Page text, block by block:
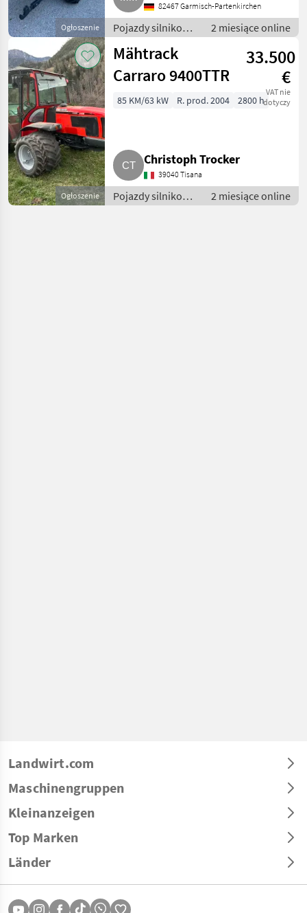
Ogłoszenie
82467 Garmisch-Partenkirchen
Pojazdy silnikowe
rolnicze /
Transportery
rolnicze
2 miesiące online
Ogłoszenie
Mähtrack
Carraro 9400TTR
33.500
€
VAT nie
dotyczy
85 KM/63 kW R. prod. 2004 2800 h
Christoph Trocker
39040 Tisana
Pojazdy silnikowe
rolnicze /
2 miesiące online
Landwirt.com
Maschinengruppen
Kleinanzeigen
Top Marken
Länder